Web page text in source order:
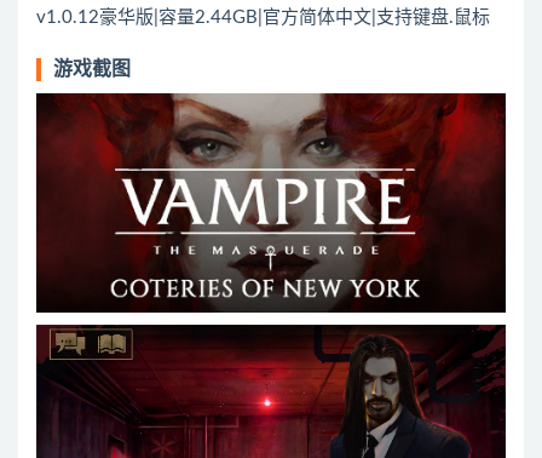
v1.0.12豪华版|容量2.44GB|官方简体中文|支持键盘.鼠标
游戏截图